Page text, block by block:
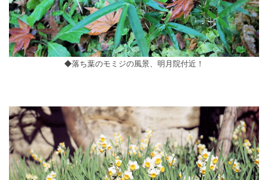
◆落ち葉のモミジの風景、明月院付近！